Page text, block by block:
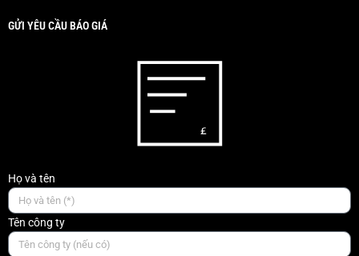
GỬI YÊU CẦU BÁO GIÁ
Họ và tên
Tên công ty